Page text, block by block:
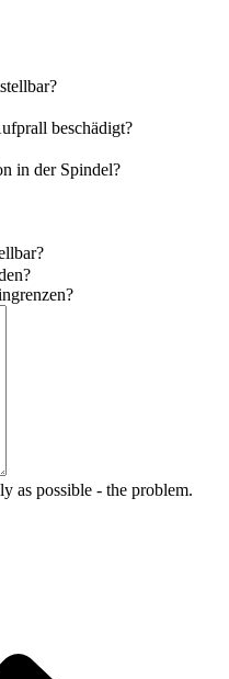
beschädigt?
in der Spindel?
as possible - the problem.